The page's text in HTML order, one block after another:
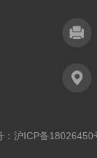
沪ICP备18026450